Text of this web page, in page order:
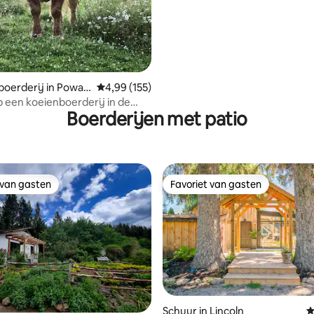
in Powas
Gemiddelde beoordeling van 4,99 uit 5, 155
4,99 (155)
een koeienboerderij in de
- The Highland BunkieBoerderijen met patio
gasten
gasten Favoriet van gasten
Favoriet van gasten
Schuur in Lincoln